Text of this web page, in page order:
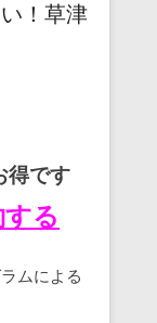
！草津
得です
る
ムによる